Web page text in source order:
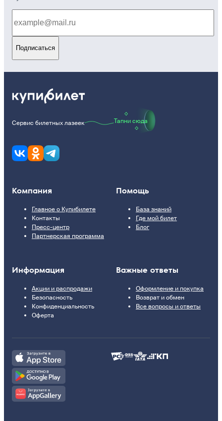
Подписаться
Сервис билетных лазеек Тапни сюда
Компания
Главное о Купибилете
Контакты
Пресс-центр
Партнерская программа
Помощь
База знаний
Где мой билет
Блог
Информация
Акции и распродажи
Безопасность
Конфиденциальность
Оферта
Важные ответы
Оформление и покупка
Возврат и обмен
Все вопросы и ответы